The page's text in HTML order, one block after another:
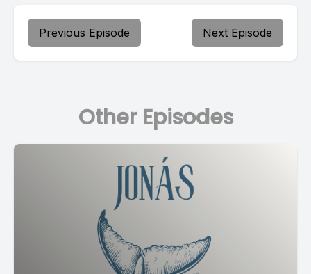
Previous Episode Next Episode
Other Episodes